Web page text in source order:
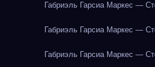
Габриэль Гарсиа Маркес —
Габриэль Гарсиа Маркес —
Габриэль Гарсиа Маркес —